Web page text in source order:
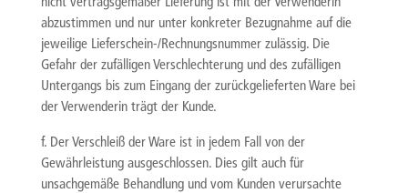
nicht vertragsgemäßer Lieferung ist mit der Verwenderin
abzustimmen und nur unter konkreter Bezugnahme auf die
jeweilige Lieferschein-/Rechnungsnummer zulässig. Die
Gefahr der zufälligen Verschlechterung und des zufälligen
Untergangs bis zum Eingang der zurückgelieferten Ware bei
der Verwenderin trägt der Kunde.
f. Der Verschleiß der Ware ist in jedem Fall von der
Gewährleistung ausgeschlossen. Dies gilt auch für
unsachgemäße Behandlung und vom Kunden verursachte